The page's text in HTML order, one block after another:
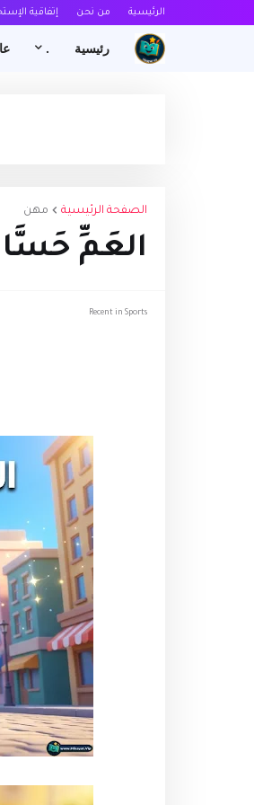
الرئيسية من نحن إتفاقية
رئيسية .
الصفحة الرئيسية مهن
العَمِّ
Recent in Sports